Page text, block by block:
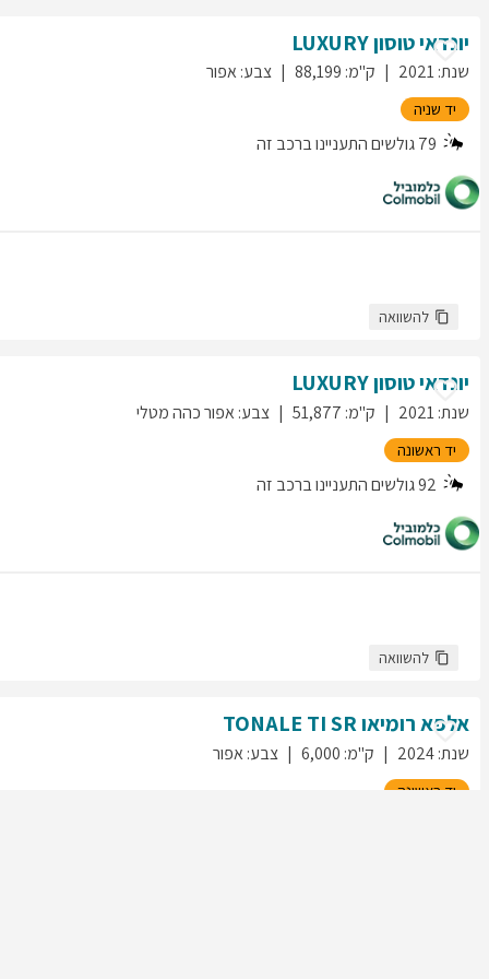
יונדאיטוסוןLUXURY
שנת:
2021 ק"מ:
88,199 צבע:אפור
יד שניה
79גולשים התעניינו ברכב זה
להשוואה
יונדאיטוסוןLUXURY
שנת:
2021 ק"מ:
51,877 צבע:אפור כהה מטלי
יד ראשונה
92גולשים התעניינו ברכב זה
להשוואה
אלפא רומיאו TONALE TI SR
שנת:
2024 ק"מ:
6,000 צבע:אפור
יד ראשונה